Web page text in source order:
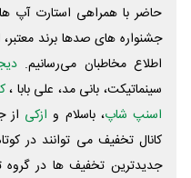
حاضر با همراهی استارت آپ
جشنواره های صدها برند
اطلاع مخاطبان می‌رسانیم.
سینماتیکت، بانی مد، علی‌ بابا ،
اسنپ شاپ، باسلام و ازکی از
کانال تخفیف می توانند در
جدیدترین تخفیف ها در گروه